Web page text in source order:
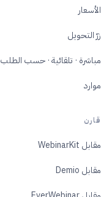
الأسعار
زرّ التحويل
مباشرة · تلقائية · حسب الطلب
موارد
قارن
مقابل WebinarKit
مقابل Demio